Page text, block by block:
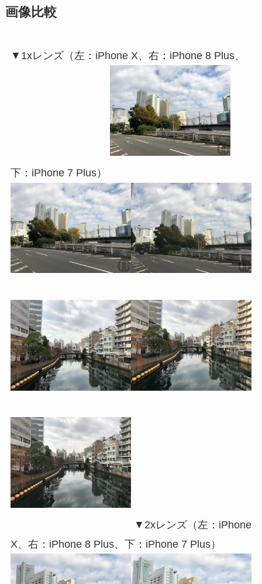
画像比較
▼1xレンズ（左：iPhone X、右：iPhone 8 Plus、
下：iPhone 7 Plus）
▼2xレンズ（左：iPhone
X、右：iPhone 8 Plus、下：iPhone 7 Plus）